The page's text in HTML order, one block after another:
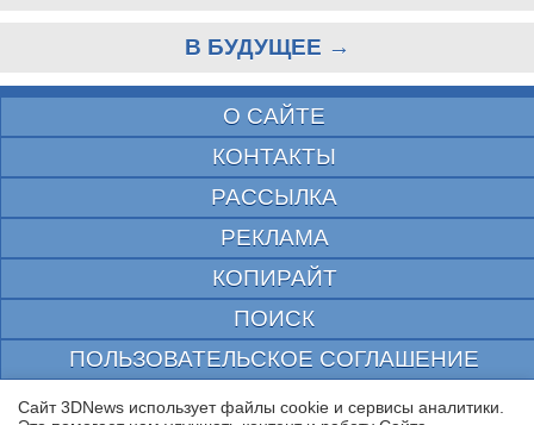
В БУДУЩЕЕ →
О САЙТЕ
КОНТАКТЫ
РАССЫЛКА
РЕКЛАМА
КОПИРАЙТ
ПОИСК
ПОЛЬЗОВАТЕЛЬСКОЕ СОГЛАШЕНИЕ
ЗАЩИЩЕНО CURATOR
Сайт 3DNews использует файлы cookie и сервисы аналитики.